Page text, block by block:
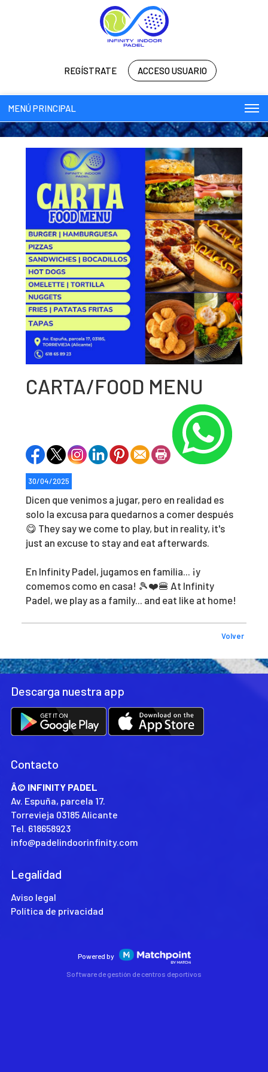
REGÍSTRATE ACCESO USUARIO
MENÚ PRINCIPAL
CARTA/FOOD MENU
30/04/2025
Dicen que venimos a jugar, pero en realidad es
solo la excusa para quedarnos a comer después
😋 They say we come to play, but in reality, it's
just an excuse to stay and eat afterwards.
En Infinity Padel, jugamos en familia... ¡y
comemos como en casa! 🎾❤️🍔 At Infinity
Padel, we play as a family... and eat like at home!
Volver
Descarga nuestra app
Contacto
Â© INFINITY PADEL
Av. Espuña, parcela 17.
Torrevieja 03185 Alicante
Tel. 618658923
info@padelindoorinfinity.com
Legalidad
Aviso legal
Política de privacidad
Powered by
Software de gestión de centros deportivos